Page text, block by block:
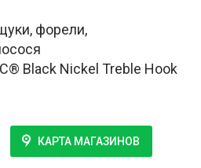
форели,
Black Nickel Treble Hook
КАРТА МАГАЗИНОВ